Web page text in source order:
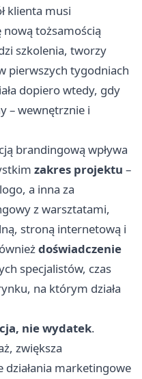
klienta musi
nową tożsamością
szkolenia, tworzy
pierwszych tygodniach
dopiero wtedy, gdy
– wewnętrznie i
brandingową wpływa
zakres projektu –
a inna za
z warsztatami,
stroną internetową i
doświadczenie
specjalistów, czas
na którym działa
nie wydatek.
zwiększa
marketingowe